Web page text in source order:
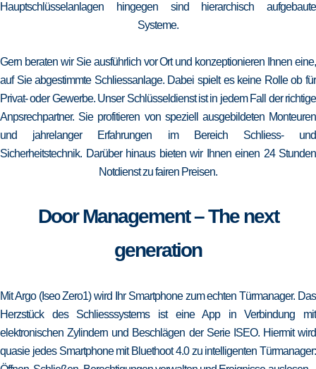
Hauptschlüsselanlagen hingegen sind hierarchisch aufgebaute
Systeme.
Gern beraten wir Sie ausführlich vor Ort und konzeptionieren Ihnen eine,
auf Sie abgestimmte Schliessanlage. Dabei spielt es keine Rolle ob für
Privat- oder Gewerbe. Unser Schlüsseldienst ist in jedem Fall der richtige
Anpsrechpartner. Sie profitieren von speziell ausgebildeten Monteuren
und jahrelanger Erfahrungen im Bereich Schliess- und
Sicherheitstechnik. Darüber hinaus bieten wir Ihnen einen 24 Stunden
Notdienst zu fairen Preisen.
Door Management – The next
generation
Mit Argo (Iseo Zero1) wird Ihr Smartphone zum echten Türmanager. Das
Herzstück des Schliesssystems ist eine App in Verbindung mit
elektronischen Zylindern und Beschlägen der Serie ISEO. Hiermit wird
quasie jedes Smartphone mit Bluethoot 4.0 zu intelligenten Türmanager: